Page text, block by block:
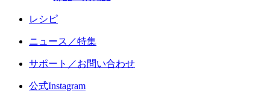
レシピ
ニュース／特集
サポート／お問い合わせ
公式Instagram